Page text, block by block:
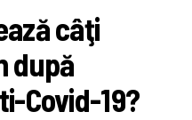
câţi
după
Covid-19?